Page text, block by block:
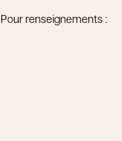
Pour renseignements :